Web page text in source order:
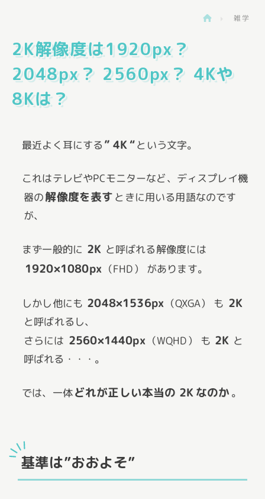
雑学
2K解像度は1920px？
2048px？ 2560px？ 4Kや
8Kは？
最近よく耳にする ” 4K “という文字。
これはテレビやPCモニターなど、ディスプレイ機
器の解像度を表す ときに用いる用語なのです
が、
まず一般的に 2K と呼ばれる解像度には
1920×1080px （FHD） があります。
しかし他にも 2048×1536px （QXGA） も 2K
と呼ばれるし、
さらには 2560×1440px （WQHD） も 2K と
呼ばれる・・・。
では、一体どれが正しい本当の 2K なのか 。
基準は”おおよそ”